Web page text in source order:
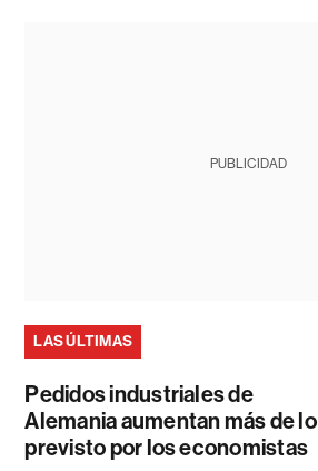
PUBLICIDAD
LAS ÚLTIMAS
Pedidos industriales de
Alemania aumentan más de lo
previsto por los economistas